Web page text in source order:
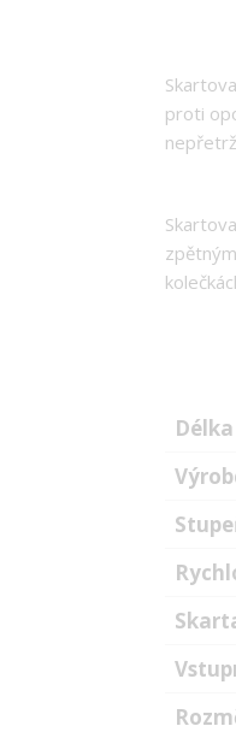
proti